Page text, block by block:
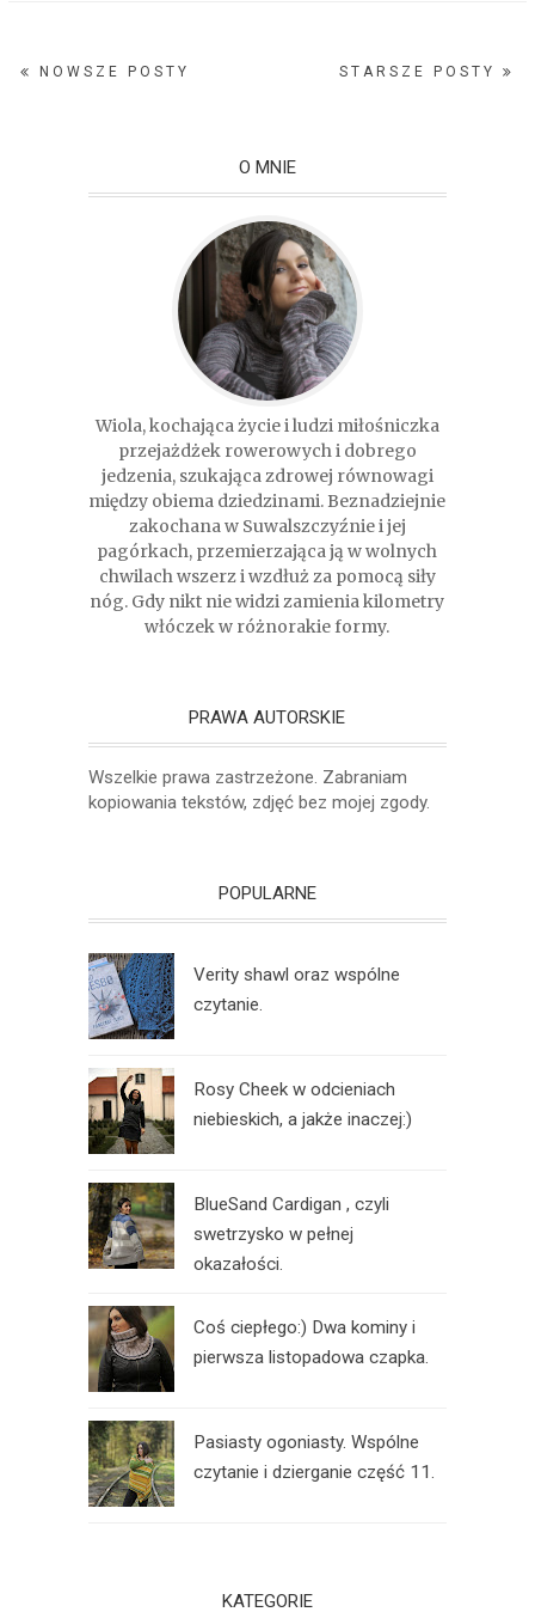
NOWSZE POSTY STARSZE POSTY
O MNIE
Wiola, kochająca życie i ludzi miłośniczka
przejażdżek rowerowych i dobrego
jedzenia, szukająca zdrowej równowagi
między obiema dziedzinami. Beznadziejnie
zakochana w Suwalszczyźnie i jej
pagórkach, przemierzająca ją w wolnych
chwilach wszerz i wzdłuż za pomocą siły
nóg. Gdy nikt nie widzi zamienia kilometry
włóczek w różnorakie formy.
PRAWA AUTORSKIE
Wszelkie prawa zastrzeżone. Zabraniam
kopiowania tekstów, zdjęć bez mojej zgody.
POPULARNE
Verity shawl oraz wspólne
czytanie.
Rosy Cheek w odcieniach
niebieskich, a jakże inaczej:)
BlueSand Cardigan , czyli
swetrzysko w pełnej
okazałości.
Coś ciepłego:) Dwa kominy i
pierwsza listopadowa czapka.
Pasiasty ogoniasty. Wspólne
czytanie i dzierganie część 11.
KATEGORIE